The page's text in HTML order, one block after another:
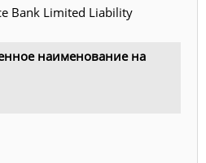
Bank Limited Liability
наименование на